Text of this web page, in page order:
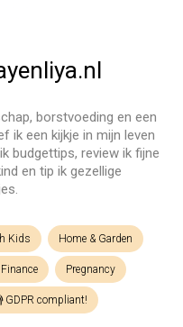
borstvoeding en een
ik een kijkje in mijn leven
budgettips, review ik fijne
en tip ik gezellige
Kids Home & Garden
Pregnancy
GDPR compliant!